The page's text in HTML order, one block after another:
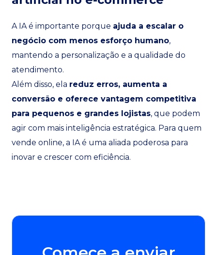
A IA é importante porque ajuda a escalar o
negócio com menos esforço humano,
mantendo a personalização e a qualidade do
atendimento.
Além disso, ela reduz erros, aumenta a
conversão e oferece vantagem competitiva
para pequenos e grandes lojistas, que podem
agir com mais inteligência estratégica. Para quem
vende online, a IA é uma aliada poderosa para
inovar e crescer com eficiência.